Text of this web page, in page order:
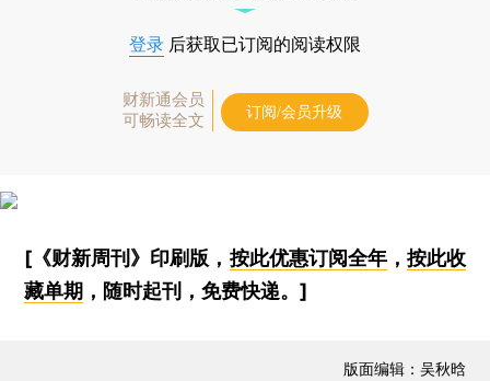
登录 后获取已订阅的阅读权限
财新通会员
可畅读全文
订阅/会员升级
[《财新周刊》印刷版， 按此优惠订阅全年， 按此收
藏单期 ，随时起刊，免费快递。]
版面编辑：吴秋晗